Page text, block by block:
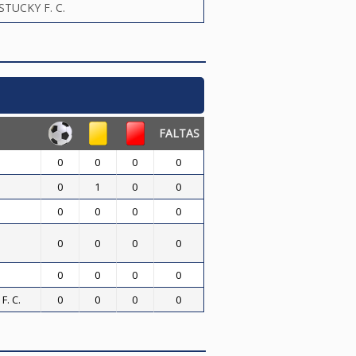
STUCKY F. C.
FALTAS
0 0 0
0
0 1 0
0
0 0 0 0
0 0 0 0
0 0 0
0
C. 0 0 0 0